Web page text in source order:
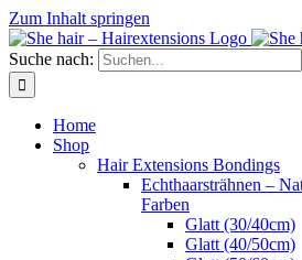
Zum Inhalt springen
Suche nach:
Home
Shop
Hair Extensions Bondings
Echthaarsträhnen –
Farben
Glatt (30/40cm)
Glatt (40/50cm)